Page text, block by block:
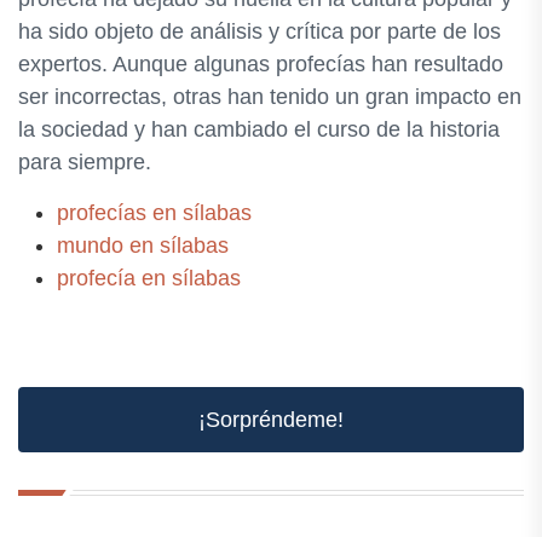
ha sido objeto de análisis y crítica por parte de los
expertos. Aunque algunas profecías han resultado
ser incorrectas, otras han tenido un gran impacto en
la sociedad y han cambiado el curso de la historia
para siempre.
profecías en sílabas
mundo en sílabas
profecía en sílabas
¡Sorpréndeme!